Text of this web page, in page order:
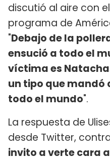
discutió al aire con
programa de
"Debajo de la
ensució a todo el
víctima es
un tipo que mandó
todo el mundo".
La respuesta de
desde Twitter,
invito a verte cara